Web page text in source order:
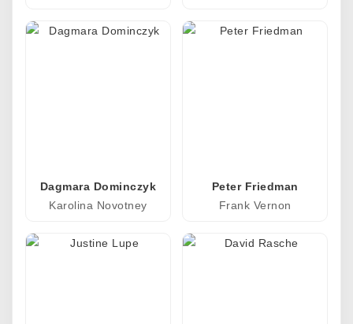
Dagmara Dominczyk
Karolina Novotney
Peter Friedman
Frank Vernon